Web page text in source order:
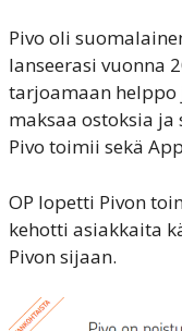
Pivo oli
lanseerasi vuonna
tarjoamaan helppo
maksaa ostoksia
Pivo toimii sekä
OP lopetti Pivon
kehotti asiakkaita
Pivon sijaan.